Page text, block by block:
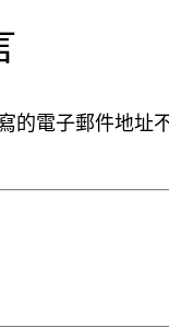
的電子郵件地址